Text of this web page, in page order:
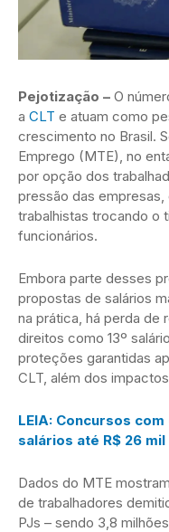
Pejotização – O
a CLT e atuam como
crescimento no Brasil.
Emprego (MTE), no
por opção dos
pressão das
trabalhistas trocando o
funcionários.
Embora parte desses
propostas de salários
na prática, há perda de
direitos como 13º
proteções garantidas
CLT, além dos
LEIA: Concursos
salários até R$ 26 mil
Dados do MTE
de trabalhadores
PJs – sendo 3,8